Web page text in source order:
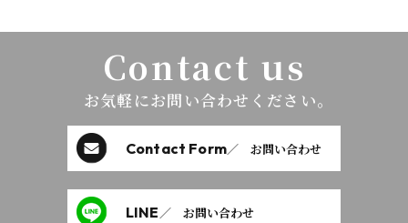
Contact us
お気軽にお問い合わせください。
Contact Form／ お問い合わせ
LINE／ お問い合わせ